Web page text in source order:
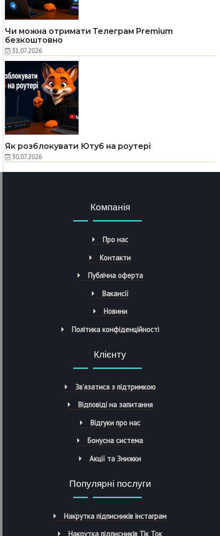
Чи можна отримати Телеграм Premium
безкоштовно
31.07.2026
Як розблокувати Ютуб на роутері
30.07.2026
Компанія
Про нас
Контакти
Публічна оферта
Вакансії
Новини
Політика конфіденційності
Клієнту
Зв’язатися з підтримкою
Відповіді на запитання
Відгуки про нас
Бонусна система
Акції та Знижки
Популярні послуги
Накрутка підписників інстаграм
Накрутка підписників Тік Ток